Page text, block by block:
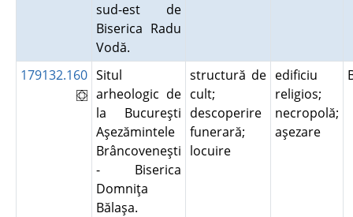
sud-est de
Biserica Radu
Vodă.
179132.160 Situl
arheologic de
la Bucureşti
Aşezămintele
Brâncoveneşti
- Biserica
Domniţa
Bălaşa.
structură de
cult;
descoperire
funerară;
locuire
edificiu
religios;
necropolă;
aşezare